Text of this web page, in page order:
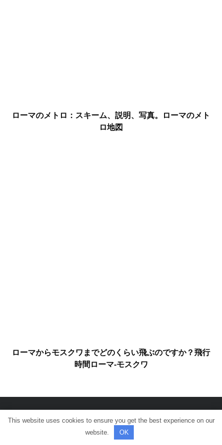
ローマのメトロ：スキーム、説明、写真。ローマのメト
ロ地図
ローマからモスクワまでどのくらい飛ぶのですか？飛行
時間ローマ-モスクワ
© 全著作権所有。
This website uses cookies to ensure you get the best experience on our
website.
OK